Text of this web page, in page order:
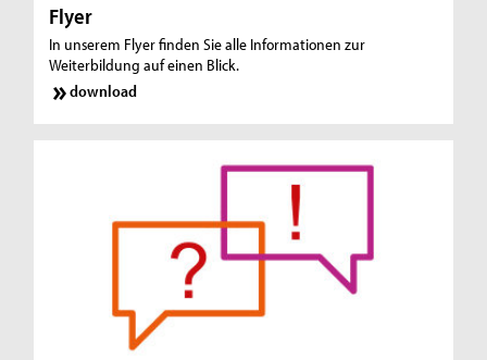
Flyer
In unserem Flyer finden Sie alle Informationen zur
Weiterbildung auf einen Blick.
download